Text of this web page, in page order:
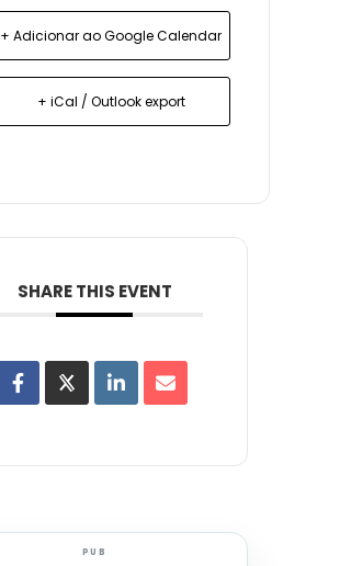
+ Adicionar ao Google Calendar
+ iCal / Outlook export
SHARE THIS EVENT
PUB